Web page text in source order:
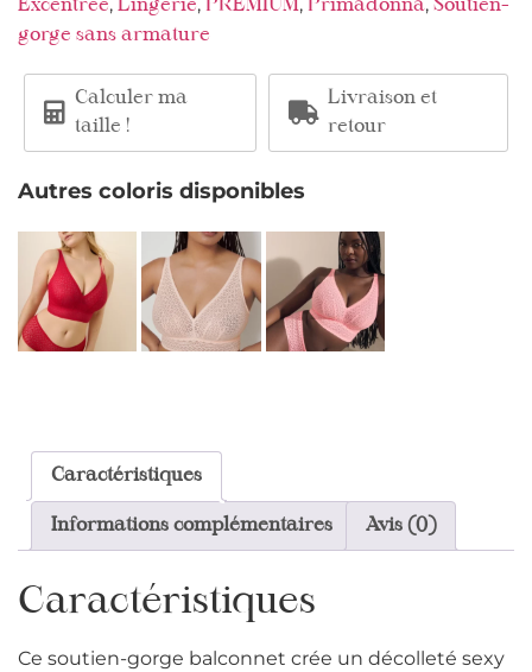
Excentrée Lingerie PREMIUM Primadonna Soutien-
gorge sans armature
Calculer ma
taille !
Livraison et
retour
Autres coloris disponibles
Caractéristiques
Informations complémentaires Avis (0)
Caractéristiques
Ce soutien-gorge balconnet crée un décolleté sexy